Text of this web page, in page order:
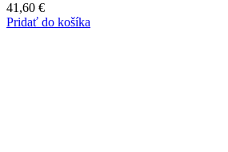
41,60 €
Pridať do košíka